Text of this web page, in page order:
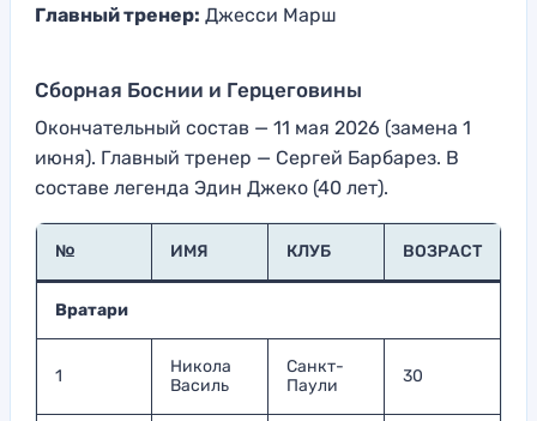
Главный тренер: Джесси Марш
Сборная Боснии и Герцеговины
Окончательный состав — 11 мая 2026 (замена 1
июня). Главный тренер — Сергей Барбарез. В
составе легенда Эдин Джеко (40 лет).
№ ИМЯ КЛУБ ВОЗРАСТ
Вратари
1
Никола
Василь
Санкт-
Паули
30